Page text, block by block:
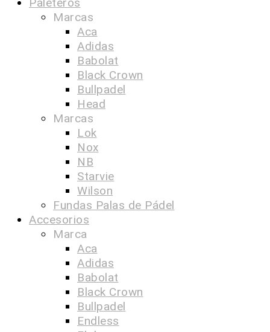
Marcas
Aca
Adidas
Babolat
Black Crown
Bullpadel
Head
Marcas
Lok
Nox
NB
Starvie
Wilson
Fundas Palas de Pádel
Accesorios
Marca
Aca
Adidas
Babolat
Black Crown
Bullpadel
Endless